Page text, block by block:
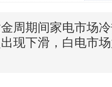
周期间家电市场
现下滑，白电市